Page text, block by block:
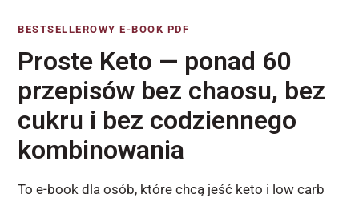
BESTSELLEROWY E-BOOK PDF
Proste Keto — ponad 60
przepisów bez chaosu, bez
cukru i bez codziennego
kombinowania
To e-book dla osób, które chcą jeść keto i low carb